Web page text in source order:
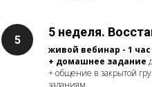
5 неделя.
живой вебинар - 1 час
+ домашнее задание
+ общение в закрытой